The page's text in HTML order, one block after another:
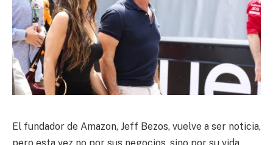
El fundador de Amazon, Jeff Bezos, vuelve a ser noticia,
pero esta vez no por sus negocios, sino por su vida